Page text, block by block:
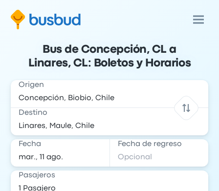
Bus de Concepción, CL a
Linares, CL: Boletos y Horarios
Origen
Destino
Fecha Fecha de regreso
Pasajeros